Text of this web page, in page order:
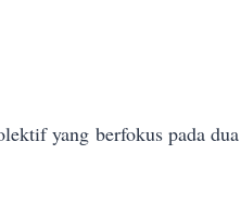
yang berfokus pada dua